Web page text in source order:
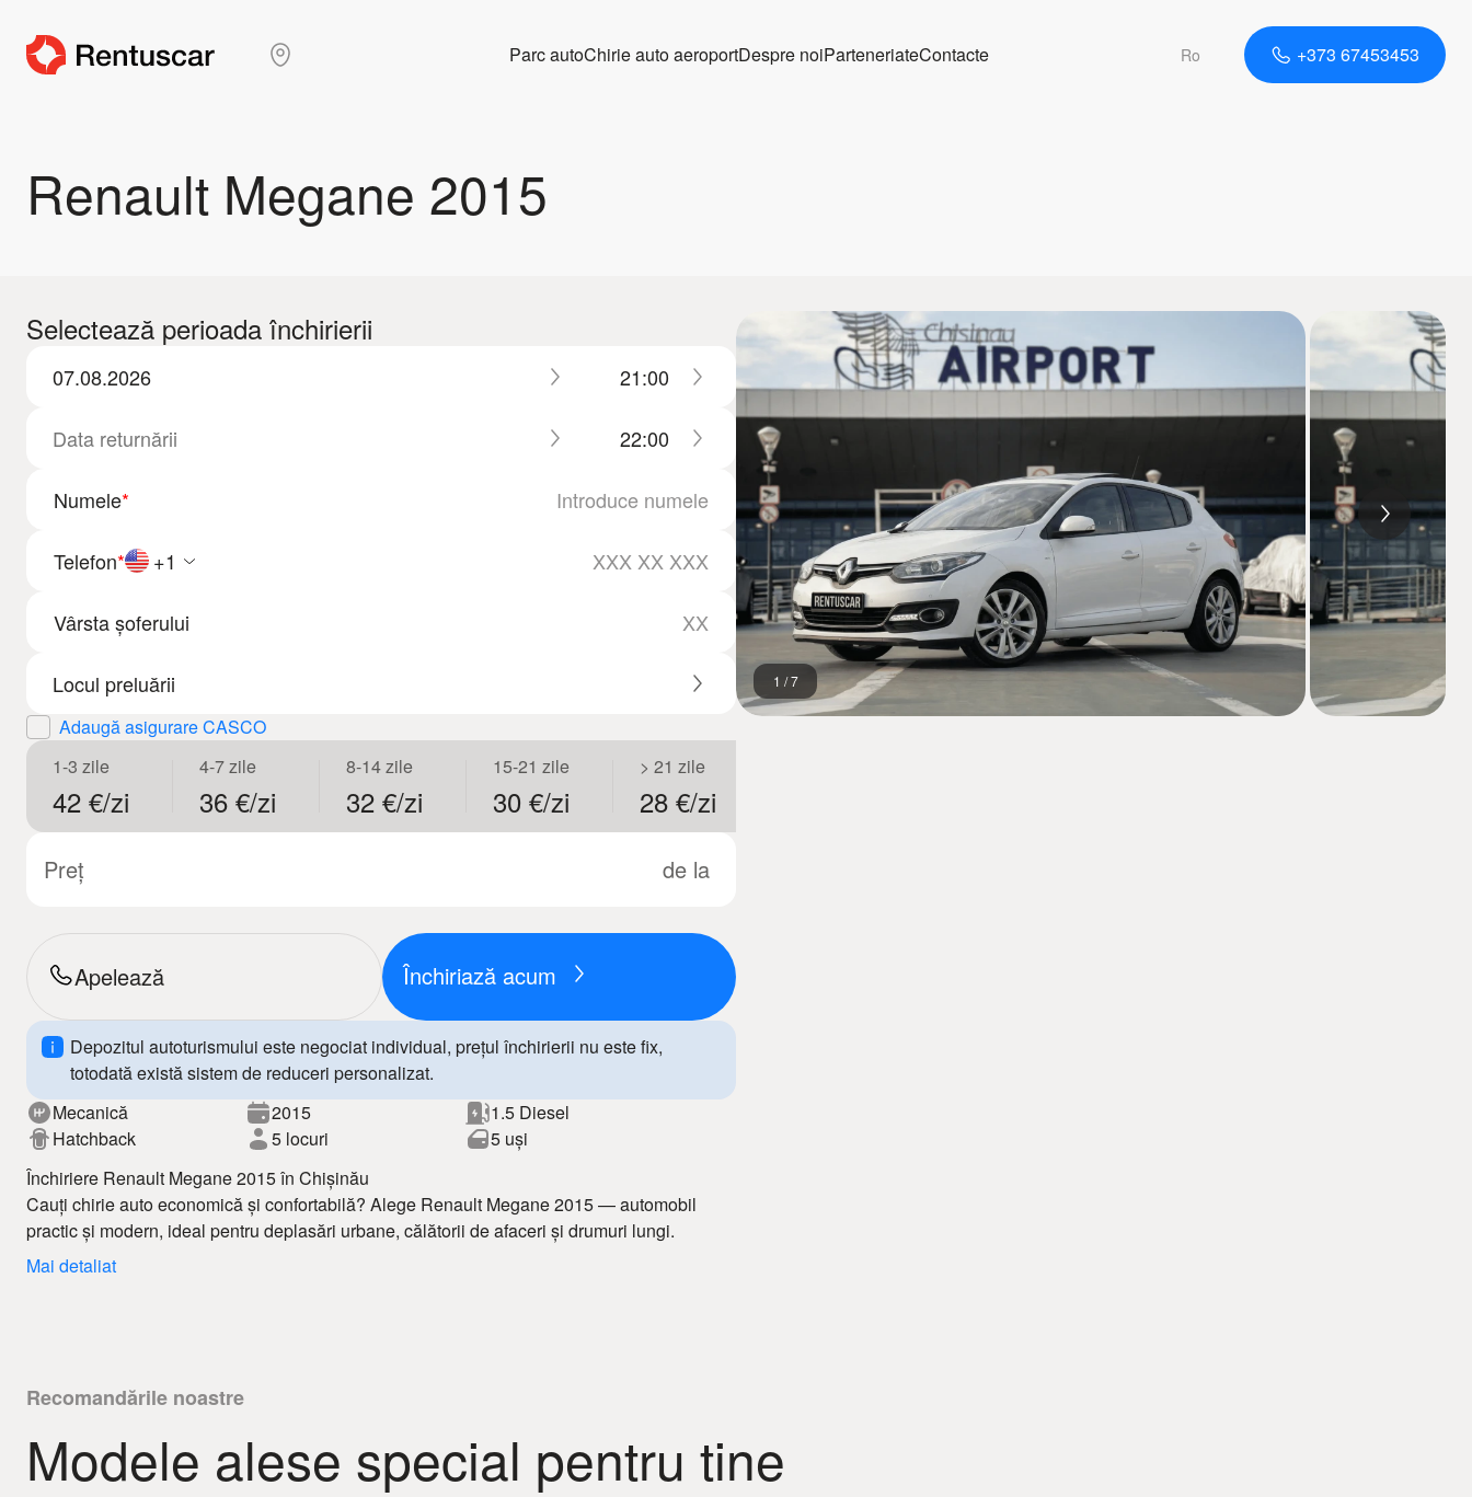
Parc autoChirie auto aeroportDespre noiParteneriateContacte Ro +373 67453453
Renault Megane 2015
Selectează perioada închirierii
21:00
22:00
Numele*
Telefon* +1
Vârsta șoferului
Adaugă asigurare CASCO
1-3 zile
42 €/zi
4-7 zile
36 €/zi
8-14 zile
32 €/zi
15-21 zile
30 €/zi
> 21 zile
28 €/zi
Preț de la
Apelează Închiriază acum
Depozitul autoturismului este negociat individual, prețul închirierii nu este fix,
totodată există sistem de reduceri personalizat.
Mecanică
2015
1.5 Diesel
Hatchback
5 locuri
5 uși
Închiriere Renault Megane 2015 în Chișinău
Cauți chirie auto economică și confortabilă? Alege Renault Megane 2015 — automobil
practic și modern, ideal pentru deplasări urbane, călătorii de afaceri și drumuri lungi.
Serviciul nostru de închiriere auto în Chișinău îți oferă prețuri avantajoase, condiții flexibile
– cele mai bune oferte de chirie auto Chișinău
– chirie auto 24/24
– condiții clare și fără taxe ascunse
Rezervă acum Renault Megane 2015 și bucură-te de servicii profesionale de procat auto în
Chișinău!
Mai detaliat
1 /7
Recomandările noastre
Modele alese special pentru tine